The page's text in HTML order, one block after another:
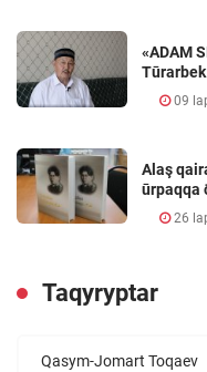
«ADAM
09
Alaş
ūrpaqqa
26
Taqyryptar
Qasym-Jomart Toqaev